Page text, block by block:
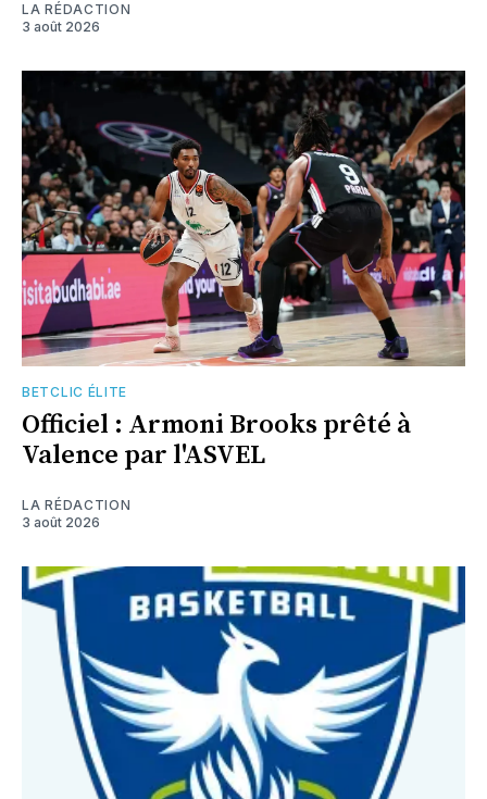
LA RÉDACTION
3 août 2026
BETCLIC ÉLITE
Officiel : Armoni Brooks prêté à
Valence par l'ASVEL
LA RÉDACTION
3 août 2026